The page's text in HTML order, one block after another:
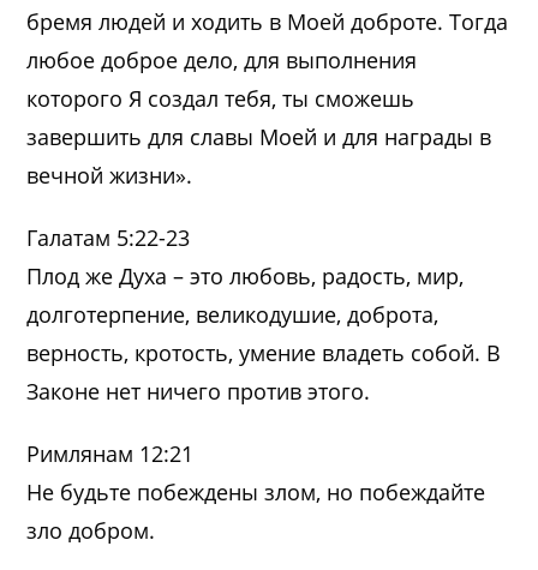
бремя людей и ходить в Моей доброте. Тогда
любое доброе дело, для выполнения
которого Я создал тебя, ты сможешь
завершить для славы Моей и для награды в
вечной жизни».
Галатам 5:22-23
Плод же Духа – это любовь, радость, мир,
долготерпение, великодушие, доброта,
верность, кротость, умение владеть собой. В
Законе нет ничего против этого.
Римлянам 12:21
Не будьте побеждены злом, но побеждайте
зло добром.